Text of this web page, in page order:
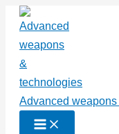
Перейти
содержимому
Advanced